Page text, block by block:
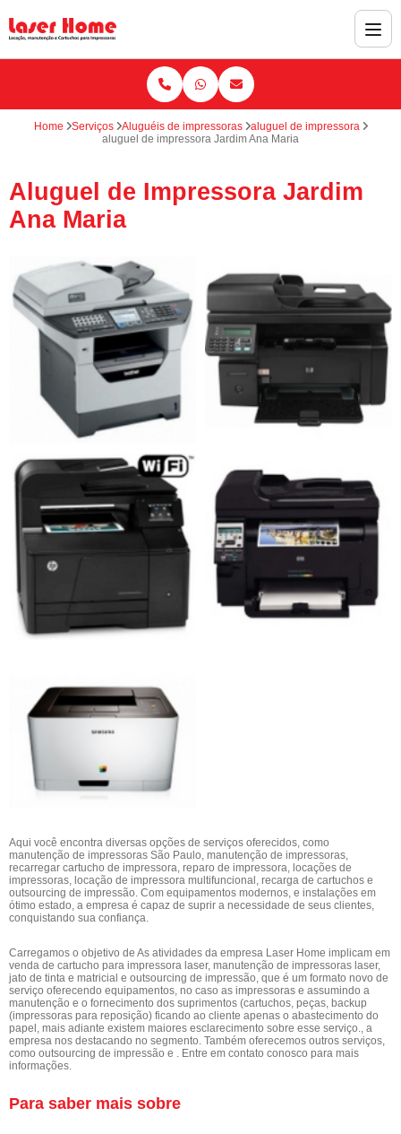
Home Serviços Aluguéis de impressoras
aluguel de impressora
aluguel de impressora Jardim Ana Maria
Aluguel de Impressora Jardim
Ana Maria
Aqui você encontra diversas opções de serviços oferecidos, como
manutenção de impressoras São Paulo, manutenção de impressoras,
recarregar cartucho de impressora, reparo de impressora, locações de
impressoras, locação de impressora multifuncional, recarga de cartuchos e
outsourcing de impressão. Com equipamentos modernos, e instalações em
ótimo estado, a empresa é capaz de suprir a necessidade de seus clientes,
conquistando sua confiança.
Carregamos o objetivo de As atividades da empresa Laser Home implicam em
venda de cartucho para impressora laser, manutenção de impressoras laser,
jato de tinta e matricial e outsourcing de impressão, que é um formato novo de
serviço oferecendo equipamentos, no caso as impressoras e assumindo a
manutenção e o fornecimento dos suprimentos (cartuchos, peças, backup
(impressoras para reposição) ficando ao cliente apenas o abastecimento do
papel, mais adiante existem maiores esclarecimento sobre esse serviço., a
empresa nos destacando no segmento. Também oferecemos outros serviços,
como outsourcing de impressão e . Entre em contato conosco para mais
informações.
Para saber mais sobre